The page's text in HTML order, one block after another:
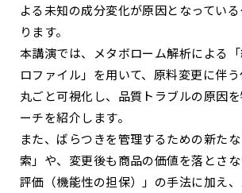
よる未知の成分変化が原因となってい
ります。
本講演では、メタボローム解析による
ロファイル」を用いて、原料変更に伴
丸ごと可視化し、品質トラブルの原因
ーチを紹介します。
また、ばらつきを管理するための新た
索」や、変更後も商品の価値を落とさ
評価（機能性の担保）」の手法に加え